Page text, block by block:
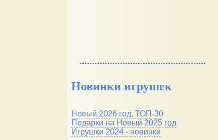
Новинки игрушек
Новый 2026 год, ТОП-30
Подарки на Новый 2025 год
Игрушки 2024 - новинки